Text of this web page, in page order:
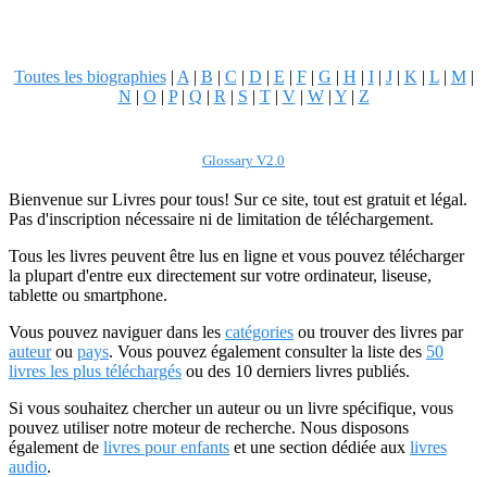
Toutes les biographies| A | B | C | D | E | F| G | H | I| J| K | L| M|
N | O | P| Q | R | S | T| V| W| Y| Z
Glossary V2.0
Bienvenue sur Livres pour tous! Sur ce site, tout est gratuit et légal.
Pas d'inscription nécessaire ni de limitation de téléchargement.
Tous les livres peuvent être lus en ligne et vous pouvez télécharger
la plupart d'entre eux directement sur votre ordinateur, liseuse,
tablette ou smartphone.
Vous pouvez naviguer dans les catégories ou trouver des livres par
auteurou pays. Vous pouvez également consulter la liste des 50
livres les plus téléchargés ou des 10 derniers livres publiés.
Si vous souhaitez chercher un auteur ou un livre spécifique, vous
pouvez utiliser notre moteur de recherche. Nous disposons
également de livres pour enfants et une section dédiée aux livres
audio.